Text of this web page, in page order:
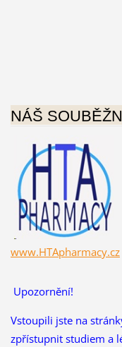
NÁŠ
www.HTApharmacy.cz
Upozornění!
Vstoupili jste na
zpřístupnit studiem a